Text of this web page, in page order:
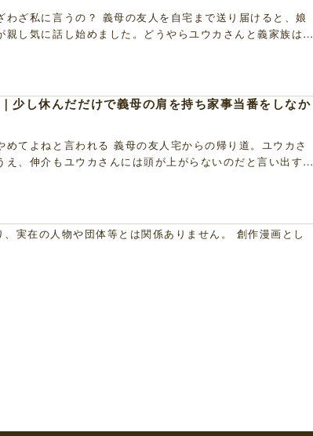
わざ私に言うの？ 義母の友人を自宅まで送り届けると、娘
親し気に話し始めました。どうやらユウカさんと義家族は昔
少し休んだだけで義母の肩を持ち家事当番をしなか
めてよねと言われる 義母の友人宅からの帰り道。ユウカさ
え、伸介もユウカさんには頭が上がらないのだと言い出す義
実在の人物や団体等とは関係ありません。 創作漫画とし